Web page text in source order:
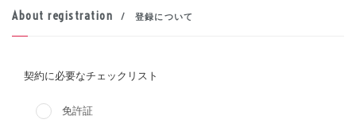
About registration / 登録について
契約に必要なチェックリスト
免許証